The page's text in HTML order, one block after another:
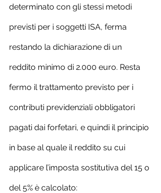
determinato con gli stessi metodi
previsti per i soggetti ISA, ferma
restando la dichiarazione di un
reddito minimo di 2.000 euro. Resta
fermo il trattamento previsto per i
contributi previdenziali obbligatori
pagati dai forfetari, e quindi il principio
in base al quale il reddito su cui
applicare l’imposta sostitutiva del 15 o
del 5% è calcolato: